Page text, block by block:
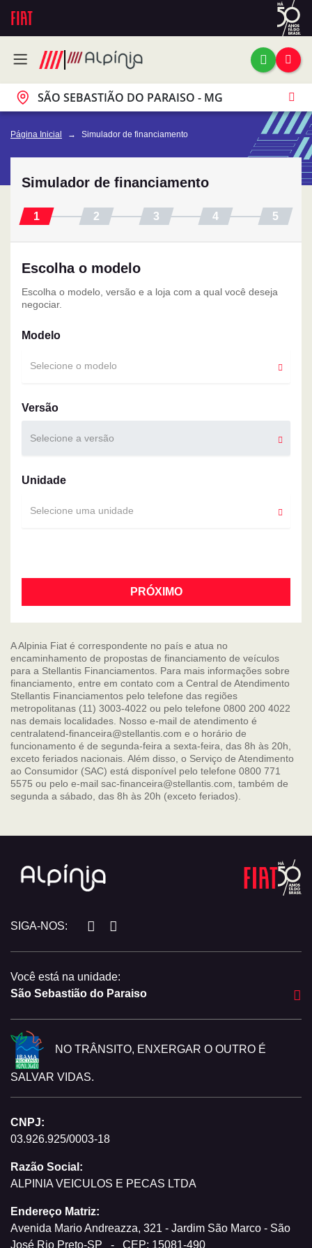
SÃO SEBASTIÃO DO PARAISO - MG
Página Inicial Simulador de financiamento
Simulador de financiamento
Escolha o modelo
Escolha o modelo, versão e a loja com a qual você deseja
negociar.
Modelo
Selecione o modelo
Versão
Selecione a versão
Unidade
Selecione uma unidade
PRÓXIMO
A Alpinia Fiat é correspondente no país e atua no
encaminhamento de propostas de financiamento de veículos
para a Stellantis Financiamentos. Para mais informações sobre
financiamento, entre em contato com a Central de Atendimento
Stellantis Financiamentos pelo telefone das regiões
metropolitanas (11) 3003-4022 ou pelo telefone 0800 200 4022
nas demais localidades. Nosso e-mail de atendimento é
centralatend-financeira@stellantis.com e o horário de
funcionamento é de segunda-feira a sexta-feira, das 8h às 20h,
exceto feriados nacionais. Além disso, o Serviço de Atendimento
ao Consumidor (SAC) está disponível pelo telefone 0800 771
5575 ou pelo e-mail sac-financeira@stellantis.com, também de
segunda a sábado, das 8h às 20h (exceto feriados).
SIGA-NOS:
Você está na unidade:
São Sebastião do Paraiso
NO TRÂNSITO, ENXERGAR O OUTRO É
SALVAR VIDAS.
CNPJ:
03.926.925/0003-18
Razão Social:
ALPINIA VEICULOS E PECAS LTDA
Endereço Matriz:
Avenida Mario Andreazza, 321 - Jardim São Marco - São
José Rio Preto-SP
- CEP: 15081-490